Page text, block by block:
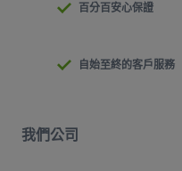
百分百安心保證
自始至終的客戶服務
我們公司